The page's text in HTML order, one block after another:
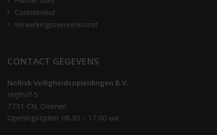
Cookiebeleid
Verwerkingsovereenkomst
CONTACT GEGEVENS
NoRisk Veiligheidsopleidingen B.V.
Vrijthof 5
7731 CN, Ommen
Openingstijden: 08.30 – 17.00 uur